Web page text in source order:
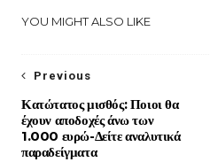
YOU MIGHT ALSO LIKE
Previous
Κατώτατος μισθός: Ποιοι θα
έχουν αποδοχές άνω των
1.000 ευρώ-Δείτε αναλυτικά
παραδείγματα